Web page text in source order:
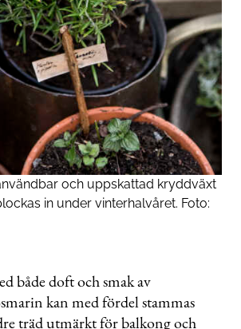
och uppskattad kryddväxt
in under vinterhalvåret. Foto:
både doft och smak av
kan med fördel stammas
träd utmärkt för balkong och